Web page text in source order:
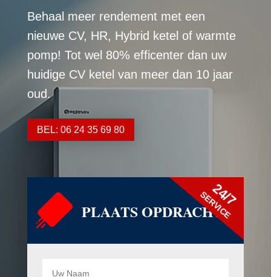
Behaal meer rendement met een
nieuwe CV, HR, Hybrid ketel of warmte
pomp! Tot wel 80% efficenter dan uw
huidige CV ketel van meer dan 10 jaar
oud.
BEL: 06 24 35 69 80
PLAATS OPDRACHT
24/7
SERVICE